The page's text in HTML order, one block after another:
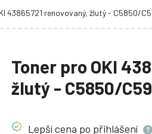
43865721 renovovaný, žlutý - C5850/
Toner pro OKI
žlutý - C5850/
Lepší cena po přihlášení